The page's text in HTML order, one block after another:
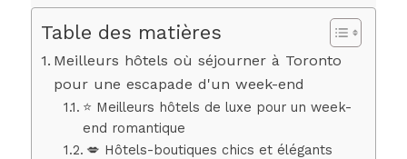
Table des matières
Meilleurs hôtels où séjourner à Toronto
pour une escapade d'un week-end
⭐ Meilleurs hôtels de luxe pour un week-
end romantique
💋 Hôtels-boutiques chics et élégants